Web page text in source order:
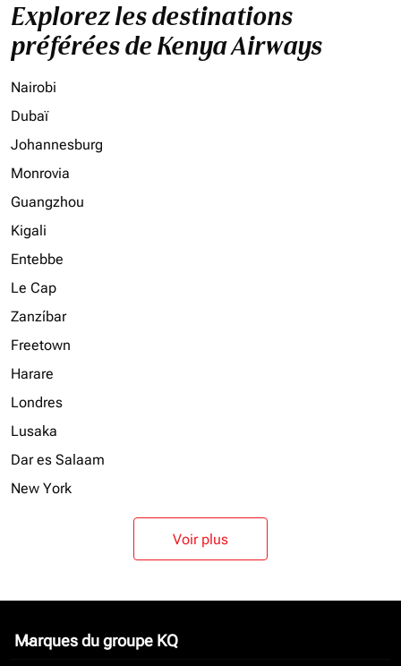
Explorez les destinations
préférées de Kenya Airways
Nairobi
Dubaï
Johannesburg
Monrovia
Guangzhou
Kigali
Entebbe
Le Cap
Zanzíbar
Freetown
Harare
Londres
Lusaka
Dar es Salaam
New York
Voir plus
Marques du groupe KQ
keyboard_arrow_down